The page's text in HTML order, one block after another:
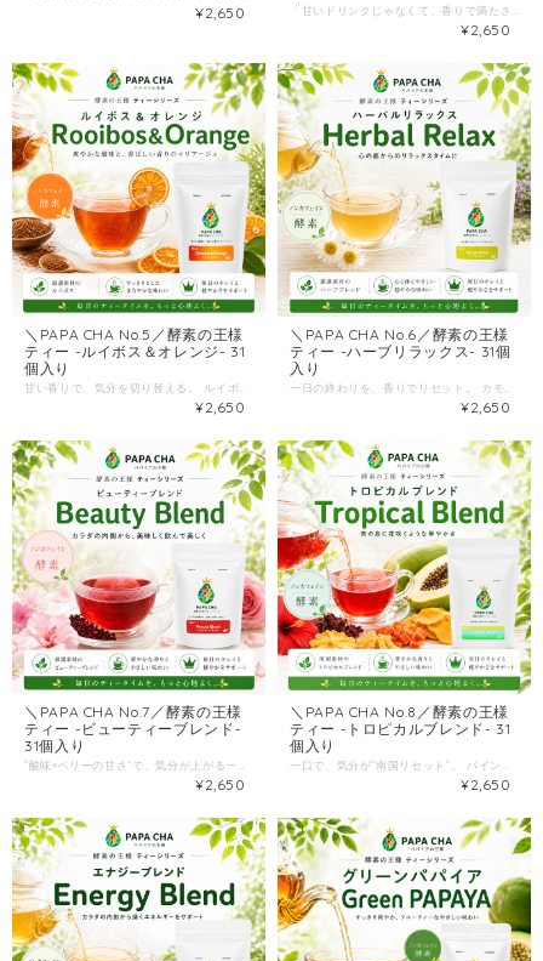
¥2,650
¥2,650
＼PAPA CHA No.5／酵素の王様
ティー -ルイボス＆オレンジ- 31
個入り
¥2,650
＼PAPA CHA No.6／酵素の王様
ティー -ハーブリラックス- 31個
入り
¥2,650
＼PAPA CHA No.7／酵素の王様
ティー -ビューティーブレンド-
31個入り
¥2,650
＼PAPA CHA No.8／酵素の王様
ティー -トロピカルブレンド- 31
個入り
¥2,650